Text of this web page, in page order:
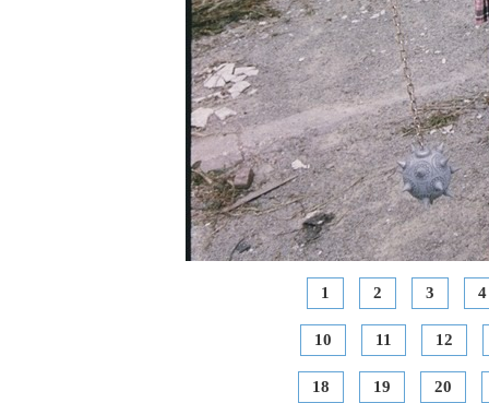
1 2 3 4
10 11 12
18 19 20